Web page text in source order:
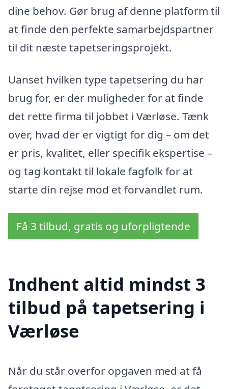
dine behov. Gør brug af denne platform til
at finde den perfekte samarbejdspartner
til dit næste tapetseringsprojekt.
Uanset hvilken type tapetsering du har
brug for, er der muligheder for at finde
det rette firma til jobbet i Værløse. Tænk
over, hvad der er vigtigt for dig – om det
er pris, kvalitet, eller specifik ekspertise –
og tag kontakt til lokale fagfolk for at
starte din rejse mod et forvandlet rum.
Få 3 tilbud, gratis og uforpligtende
Indhent altid mindst 3
tilbud på tapetsering i
Værløse
Når du står overfor opgaven med at få